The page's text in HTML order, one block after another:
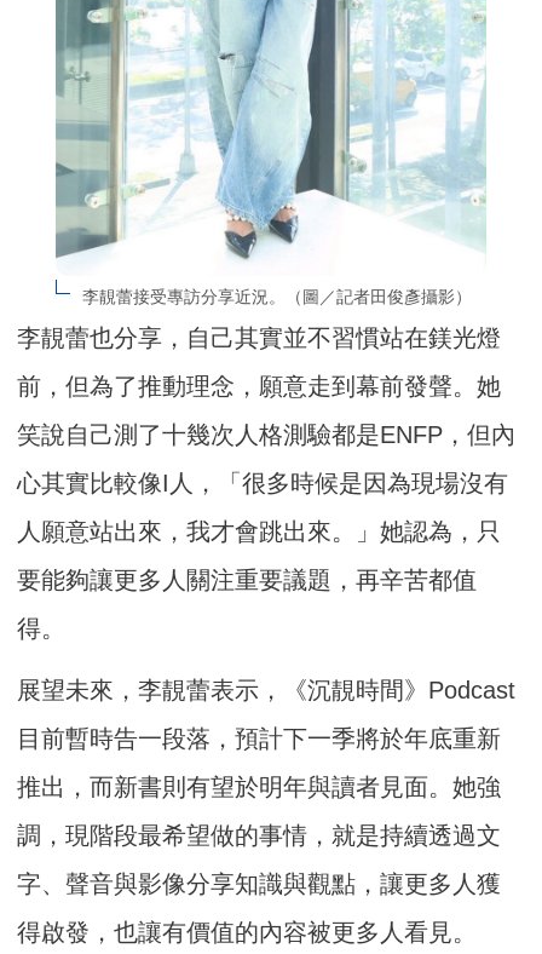
李靚蕾接受專訪分享近況。（圖／記者田俊彥攝影）
李靚蕾也分享，自己其實並不習慣站在鎂光燈
前，但為了推動理念，願意走到幕前發聲。她
笑說自己測了十幾次人格測驗都是ENFP，但內
心其實比較像I人，「很多時候是因為現場沒有
人願意站出來，我才會跳出來。」她認為，只
要能夠讓更多人關注重要議題，再辛苦都值
得。
展望未來，李靚蕾表示，《沉靚時間》Podcast
目前暫時告一段落，預計下一季將於年底重新
推出，而新書則有望於明年與讀者見面。她強
調，現階段最希望做的事情，就是持續透過文
字、聲音與影像分享知識與觀點，讓更多人獲
得啟發，也讓有價值的內容被更多人看見。